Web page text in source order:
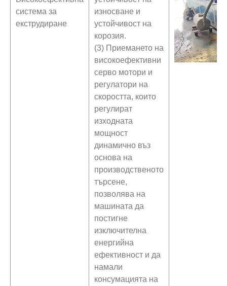
система за
екструдиране
износване и
устойчивост на
корозия.
(3) Приемането на
високоефективни
серво мотори и
регулатори на
скоростта, които
регулират
изходната
мощност
динамично въз
основа на
производственото
търсене,
позволява на
машината да
постигне
изключителна
енергийна
ефективност и да
намали
консумацията на